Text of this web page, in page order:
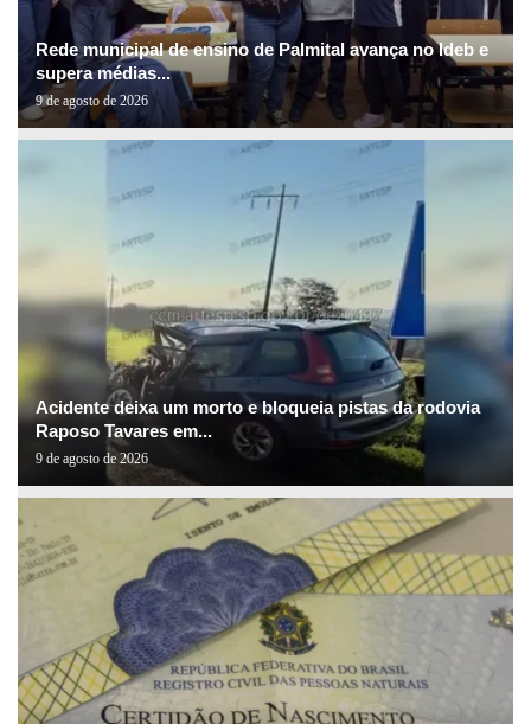
Rede municipal de ensino de Palmital avança no Ideb e
supera médias...
9 de agosto de 2026
Acidente deixa um morto e bloqueia pistas da rodovia
Raposo Tavares em...
9 de agosto de 2026